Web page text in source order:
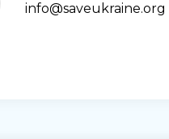
info@saveukraine.org